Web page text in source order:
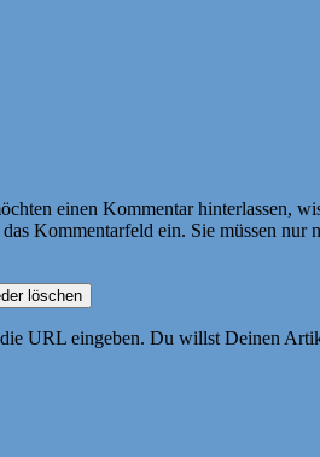
einen Kommentar hinterlassen,
Kommentarfeld ein. Sie müssen
URL eingeben. Du willst Deinen